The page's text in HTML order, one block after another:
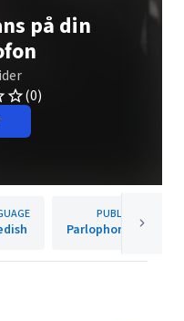
på din
(0)
PUBLISHER
Parlophone Sweden